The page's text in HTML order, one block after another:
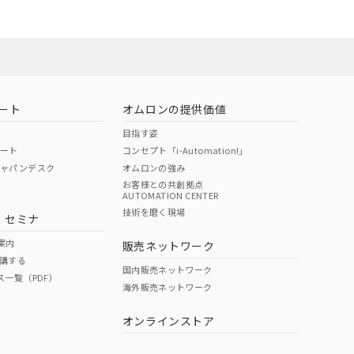
O O
ページへ
ください
ト
ト
パンデスク
セミナ
内
する
覧（PDF）
オムロンの提供価値
目指す姿
コンセプト「i-Automation!」
オムロンの強み
お客様との共創拠点
AUTOMATION CENTER
技術を磨く現場
販売ネットワーク
国内販売ネットワーク
海外販売ネットワーク
オンラインストア